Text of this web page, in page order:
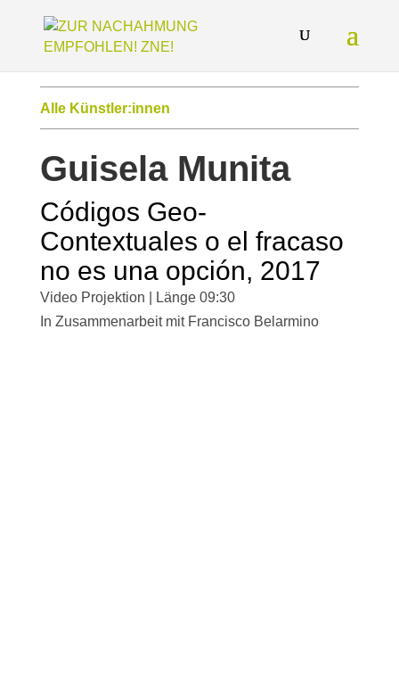
Alle Künstler:innen
Guisela Munita
Códigos Geo-
Contextuales o el fracaso
no es una opción, 2017
Video Projektion | Länge 09:30
In Zusammenarbeit mit Francisco Belarmino